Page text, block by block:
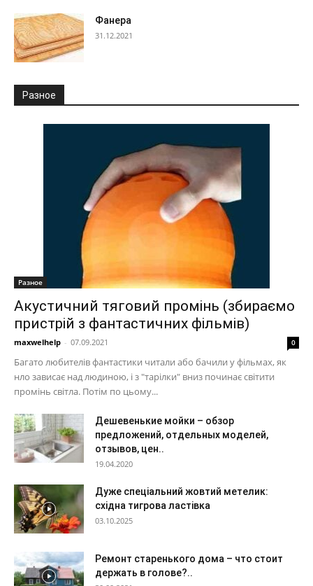
Фанера
31.12.2021
Разное
Разное
Акустичний тяговий промінь (збираємо
пристрій з фантастичних фільмів)
maxwelhelp - 07.09.2021 0
Багато любителів фантастики читали або бачили у фільмах, як
нло зависає над людиною, і з "тарілки" вниз починає світити
промінь світла. Потім по цьому...
Дешевенькие мойки – обзор
предложений, отдельных моделей,
отзывов, цен..
19.04.2020
Дуже спеціальний жовтий метелик:
східна тигрова ластівка
03.10.2025
Ремонт старенького дома – что стоит
держать в голове?..